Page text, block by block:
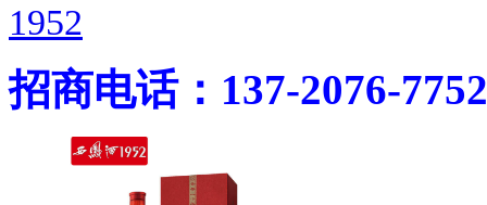
1952
招商电话：137-2076-7752